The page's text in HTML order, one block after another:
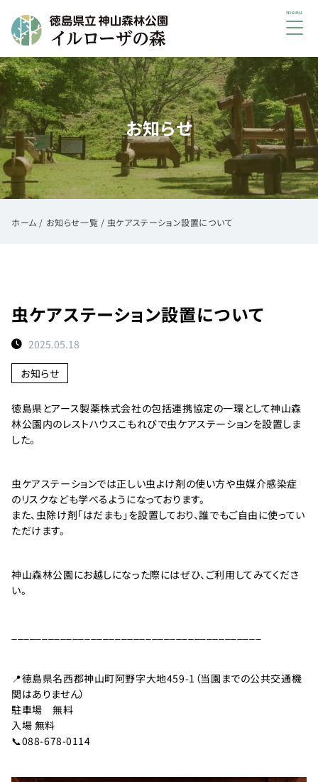
メ
ュ
ー
初
め
て
の
方
へ
ご
利
案
ン
予
約
状
施
設
介
お
知
せ
利
の
ご
案
内
問
お知らせ
ホーム / お知らせ一覧 / 虫ケアステーション設置について
虫ケアステーション設置について
2025.05.18
お知らせ
徳島県とアース製薬株式会社の包括連携協定の一環として神山森
林公園内のレストハウスこもれびで虫ケアステーションを設置しま
した。
虫ケアステーションでは正しい虫よけ剤の使い方や虫媒介感染症
のリスクなども学べるようになっております。
また、虫除け剤「はだまも」を設置しており、誰でもご自由に使ってい
ただけます。
神山森林公園にお越しになった際にはぜひ、ご利用してみてくださ
い。
📍徳島県名西郡神山町阿野字大地459-1（当園までの公共交通機
関はありません）
駐車場 無料
入場 無料
📞088-678-0114